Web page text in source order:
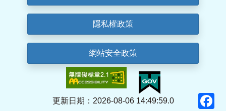
隱私權政策
網站安全政策
更新日期：2026-08-06 14:49:59.0